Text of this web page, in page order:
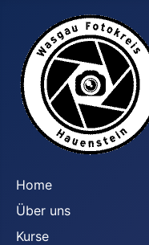
Home
Über uns
Kurse